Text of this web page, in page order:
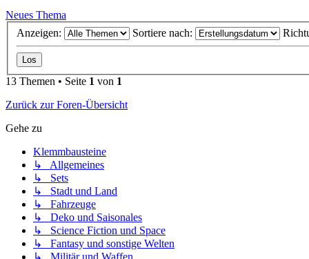
Neues Thema
Anzeigen:
Sortiere nach:
13 Themen • Seite 1 von 1
Zurück zur Foren-Übersicht
Gehe zu
Klemmbausteine
↳ Allgemeines
↳ Sets
↳ Stadt und Land
↳ Fahrzeuge
↳ Deko und Saisonales
↳ Science Fiction und Space
↳ Fantasy und sonstige Welten
↳ Militär und Waffen